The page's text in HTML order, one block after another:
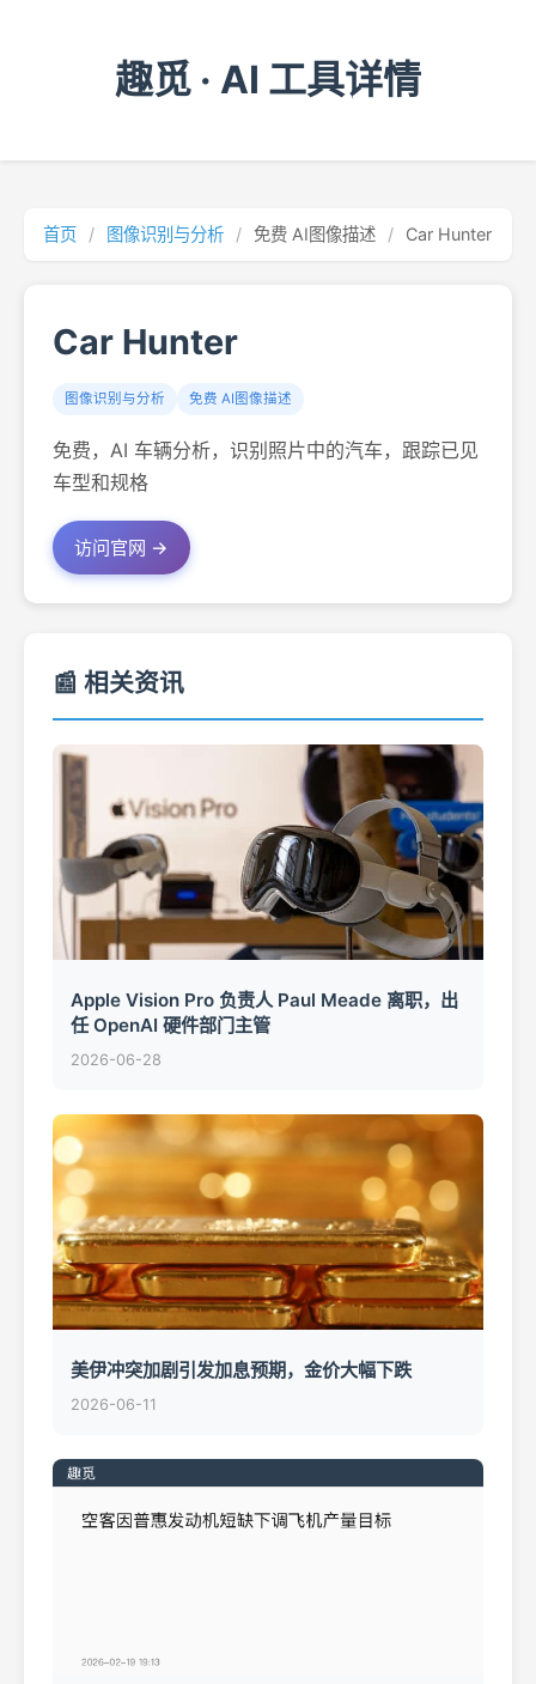
趣觅 · AI 工具详情
首页 / 图像识别与分析 / 免费 AI图像描述 / Car Hunter
Car Hunter
图像识别与分析 免费 AI图像描述
免费，AI 车辆分析，识别照片中的汽车，跟踪已见
车型和规格
访问官网 →
📰 相关资讯
Apple Vision Pro 负责人 Paul Meade 离职，出
任 OpenAI 硬件部门主管
2026-06-28
美伊冲突加剧引发加息预期，金价大幅下跌
2026-06-11